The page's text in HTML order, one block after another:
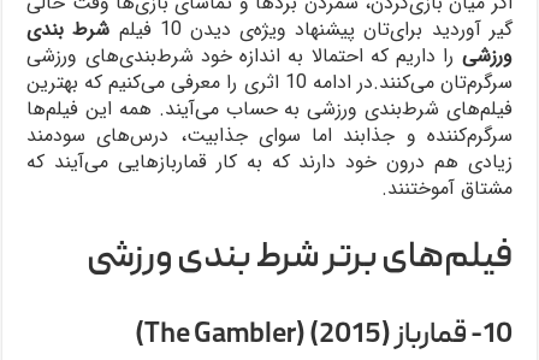
گیر آوردید برای‌تان پیشنهاد ویژه‌‌ی دیدن 10 فیلم
شرط‌ بندی
ورزشی را داریم که احتمالا به اندازه خود شرط‌‌بندی‌های ورزشی
سرگرم‌تان می‌کنند.در ادامه 10 اثری را معرفی می‌کنیم که بهترین
فیلم‌های شرط‌بندی ورزشی به حساب می‌آیند. همه این فیلم‌ها
سرگرم‌کننده و جذابند اما سوای جذابیت، درس‌های سودمند
زیادی هم درون خود دارند که به کار قماربازهایی می‌آیند که
مشتاق آموختنند.
فیلم‌های برتر شرط بندی ورزشی
10- قمارباز (2015) (The Gambler)